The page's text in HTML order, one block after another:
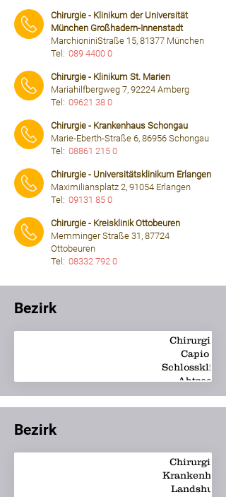
Chirurgie - Klinikum der Universität
München Großhadern-Innenstadt
MarchioniniStraße 15, 81377 München
Tel: 089 4400 0
Chirurgie - Klinikum St. Marien
Mariahilfbergweg 7, 92224 Amberg
Tel: 09621 38 0
Chirurgie - Krankenhaus Schongau
Marie-Eberth-Straße 6, 86956 Schongau
Tel: 08861 215 0
Chirurgie - Universitätsklinikum Erlangen
Maximiliansplatz 2, 91054 Erlangen
Tel: 09131 85 0
Chirurgie - Kreisklinik Ottobeuren
Memminger Straße 31, 87724
Ottobeuren
Tel: 08332 792 0
Bezirk
Chirurgie -
Capio
Schlossklinik
Abtsee
Bezirk
Chirurgie -
Krankenhaus
Landshut-